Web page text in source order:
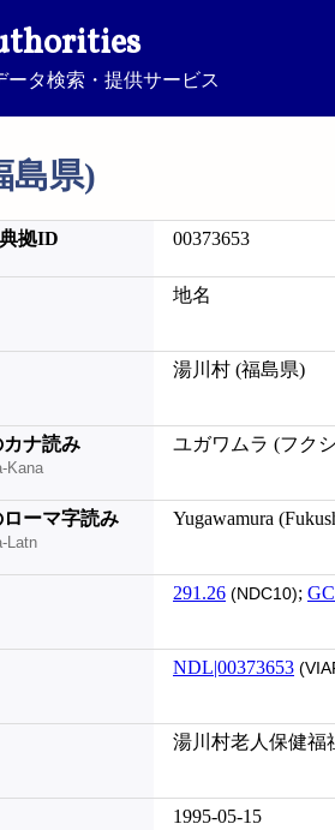
ータ検索・提供サービス
島県)
拠ID 00373653
地名
湯川村 (福島県)
ナ読み
Kana
ユガワムラ (フク
ーマ字読み
Latn
Yugawamura
291.26 (NDC10);
NDL|00373653
湯川村老人保健福
1995-05-15